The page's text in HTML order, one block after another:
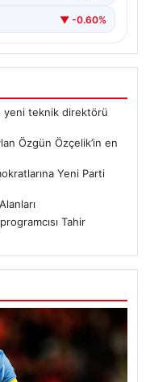
▼ -0.60%
yeni teknik direktörü
Özgün Özçelik’in en
Yeni Parti
Tahir